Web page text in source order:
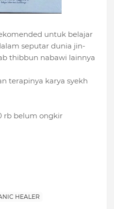
untuk belajar
seputar dunia jin-
thibbun nabawi lainnya
terapinya karya syekh
rb belum ongkir
HEALER